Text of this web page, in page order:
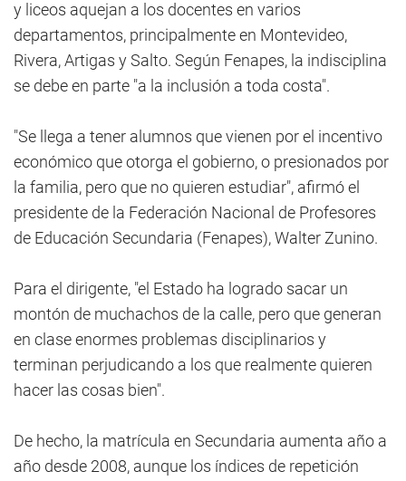
y liceos aquejan a los docentes en varios
departamentos, principalmente en Montevideo,
Rivera, Artigas y Salto. Según Fenapes, la indisciplina
se debe en parte "a la inclusión a toda costa".
"Se llega a tener alumnos que vienen por el incentivo
económico que otorga el gobierno, o presionados por
la familia, pero que no quieren estudiar", afirmó el
presidente de la Federación Nacional de Profesores
de Educación Secundaria (Fenapes), Walter Zunino.
Para el dirigente, "el Estado ha logrado sacar un
montón de muchachos de la calle, pero que generan
en clase enormes problemas disciplinarios y
terminan perjudicando a los que realmente quieren
hacer las cosas bien".
De hecho, la matrícula en Secundaria aumenta año a
año desde 2008, aunque los índices de repetición